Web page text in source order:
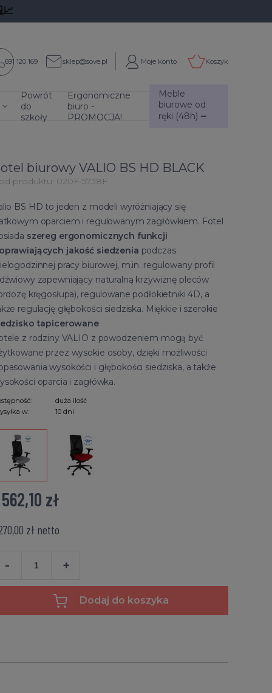
691 120 169 sklep@sove.pl Moje konto Koszyk
Powrót
do
szkoły
Ergonomiczne
biuro -
PROMOCJA!
Meble
biurowe od
ręki (48h) ⭢
biurowy VALIO BS HD BLACK
produktu: 020F-5738F
BS HD to jeden z modeli wyróżniający się
oparciem i regulowanym zagłówkiem. Fotel
szereg ergonomicznych funkcji
jakość siedzenia podczas
pracy biurowej, m.in. regulowany profil
zapewniający naturalną krzywiznę pleców
kręgosłupa), regulowane podłokietniki 4D, a
regulację głębokości siedziska. Miękkie i szerokie
tapicerowane
z rodziny VALIO z powodzeniem mogą być
przez wysokie osoby, dzięki możliwości
wysokości i głębokości siedziska, a także
oparcia i zagłówka.
duża ilość
w:
10 dni
zł
zł netto
+
-
Dodaj do koszyka